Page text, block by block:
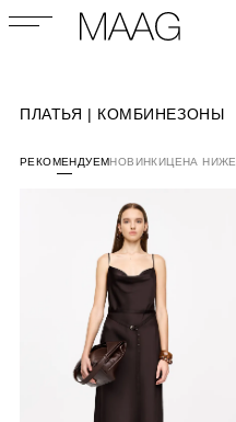
ПЛАТЬЯ | КОМБИНЕЗОНЫ
РЕКОМЕНДУЕМНОВИНКИЦЕНА НИЖЕ